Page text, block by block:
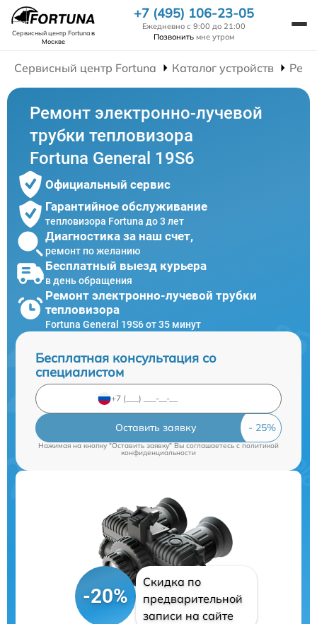
Сервисный центр Fortunaв
Москве
+7 (495) 106-23-05
Ежедневно с 9:00 до 21:00
Позвонить мне утром
Сервисный центр Fortuna Каталог устройств
Ремонт электронно-лучевой
трубки тепловизора
Fortuna General 19S6
Официальный сервис
Гарантийное обслуживание
тепловизора Fortuna до 3 лет
Диагностика за наш счет,
ремонт по желанию
Бесплатный выезд курьера
в день обращения
Ремонт электронно-лучевой трубки
тепловизора
Fortuna General 19S6 от 35 минут
Бесплатная консультация со
специалистом
Оставить заявку
Нажимая на кнопку "Оставить заявку" Вы соглашаетесь cполитикой
конфиденциальности
-20%
Скидка по
предварительной
записи на сайте